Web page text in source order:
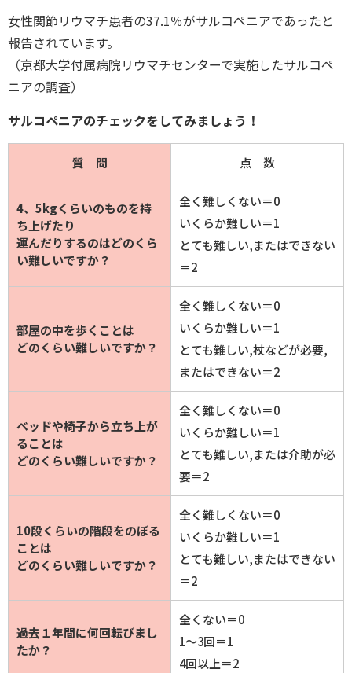
女性関節リウマチ患者の37.1％がサルコペニアであったと
報告されています。
（京都大学付属病院リウマチセンターで実施したサルコペ
ニアの調査）
サルコペニアのチェックをしてみましょう！
質 問 点 数
4、5kgくらいのものを持
ち上げたり
運んだりするのはどのくら
い難しいですか？
全く難しくない＝0
いくらか難しい＝1
とても難しい,またはできない
＝2
部屋の中を歩くことは
どのくらい難しいですか？
全く難しくない＝0
いくらか難しい＝1
とても難しい,杖などが必要,
またはできない＝2
ベッドや椅子から立ち上が
ることは
どのくらい難しいですか？
全く難しくない＝0
いくらか難しい＝1
とても難しい,または介助が必
要＝2
10段くらいの階段をのぼる
ことは
どのくらい難しいですか？
全く難しくない＝0
いくらか難しい＝1
とても難しい,またはできない
＝2
過去１年間に何回転びまし
たか？
全くない＝0
1～3回＝1
4回以上＝2